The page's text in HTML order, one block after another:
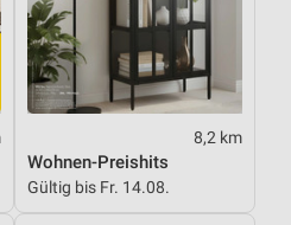
8,2 km
Wohnen-Preishits
Gültig bis Fr. 14.08.